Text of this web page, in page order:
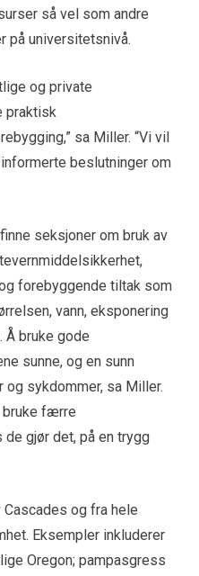
så vel som andre
på universitetsnivå.
og private
praktisk
sa Miller. “Vi vil
beslutninger om
seksjoner om bruk av
forebyggende tiltak som
vann, eksponering
Å bruke gode
sunne, og en sunn
og sykdommer, sa Miller.
bruke færre
gjør det, på en trygg
og fra hele
Eksempler inkluderer
Oregon; pampasgress